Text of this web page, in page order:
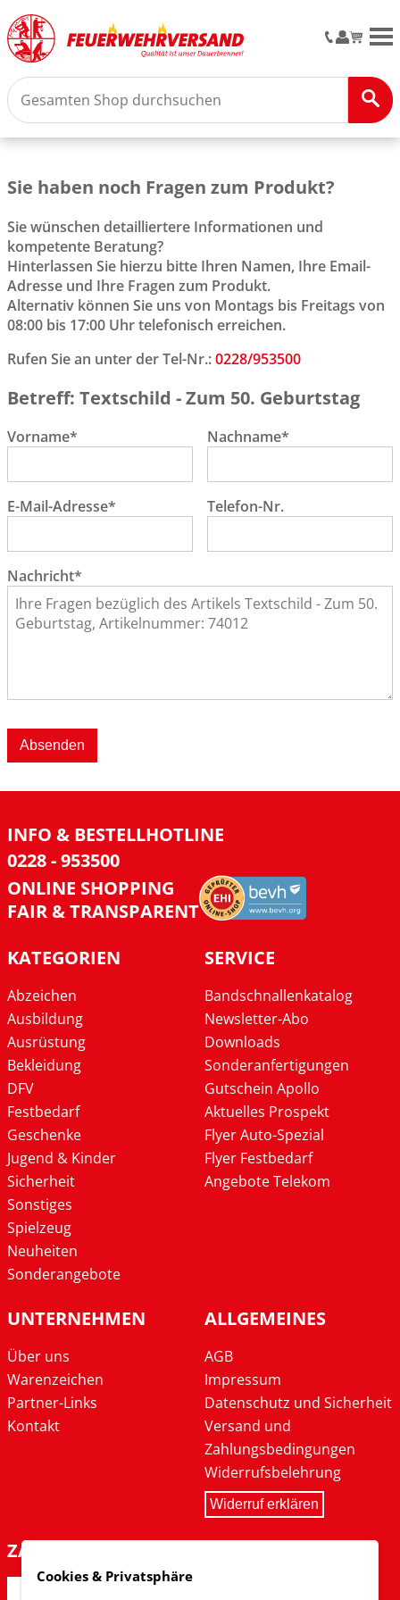
Sie haben noch Fragen zum Produkt?
Sie wünschen detailliertere Informationen und
kompetente Beratung?
Hinterlassen Sie hierzu bitte Ihren Namen, Ihre Email-
Adresse und Ihre Fragen zum Produkt.
Alternativ können Sie uns von Montags bis Freitags von
08:00 bis 17:00 Uhr telefonisch erreichen.
Rufen Sie an unter der Tel-Nr.:0228/953500
Betreff: Textschild - Zum 50. Geburtstag
Vorname* Nachname*
E-Mail-Adresse* Telefon-Nr.
Nachricht*
Absenden
INFO & BESTELLHOTLINE
0228 - 953500
ONLINE SHOPPING
FAIR & TRANSPARENT
KATEGORIEN
Abzeichen
Ausbildung
Ausrüstung
Bekleidung
DFV
Festbedarf
Geschenke
Jugend & Kinder
Sicherheit
Sonstiges
Spielzeug
Neuheiten
Sonderangebote
SERVICE
Bandschnallenkatalog
Newsletter-Abo
Downloads
Sonderanfertigungen
Gutschein Apollo
Aktuelles Prospekt
Flyer Auto-Spezial
Flyer Festbedarf
Angebote Telekom
UNTERNEHMEN
Über uns
Warenzeichen
Partner-Links
Kontakt
ALLGEMEINES
AGB
Impressum
Datenschutz und Sicherheit
Versand und
Zahlungsbedingungen
Widerrufsbelehrung
Widerruf erklären
ZAHLARTEN
Cookies & Privatsphäre